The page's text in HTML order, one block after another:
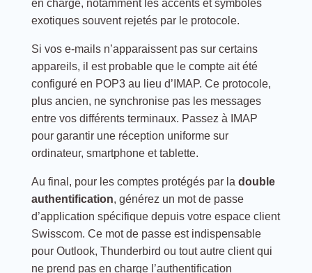
en charge, notamment les accents et symboles
exotiques souvent rejetés par le protocole.
Si vos e-mails n’apparaissent pas sur certains
appareils, il est probable que le compte ait été
configuré en POP3 au lieu d’IMAP. Ce protocole,
plus ancien, ne synchronise pas les messages
entre vos différents terminaux. Passez à IMAP
pour garantir une réception uniforme sur
ordinateur, smartphone et tablette.
Au final, pour les comptes protégés par la double
authentification, générez un mot de passe
d’application spécifique depuis votre espace client
Swisscom. Ce mot de passe est indispensable
pour Outlook, Thunderbird ou tout autre client qui
ne prend pas en charge l’authentification